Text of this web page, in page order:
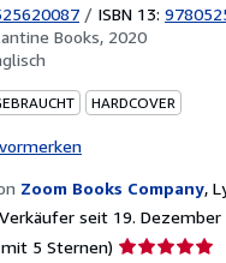
/ ISBN 13:
Books, 2020
HARDCOVER
Zoom Books Company,
seit 19. Dezember
5 Sternen)